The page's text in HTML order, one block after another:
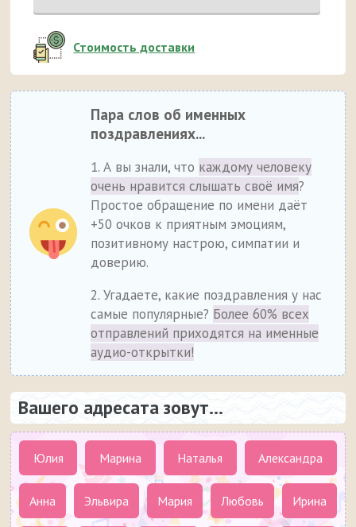
Стоимость доставки
Пара слов об именных
поздравлениях...
1. А вы знали, что каждому человеку
очень нравится слышать своё имя?
Простое обращение по имени даёт
+50 очков к приятным эмоциям,
позитивному настрою, симпатии и
доверию.
2. Угадаете, какие поздравления у нас
самые популярные? Более 60% всех
отправлений приходятся на именные
аудио-открытки!
Вашего адресата зовут...
Юлия Марина Наталья Александра
Анна Эльвира Мария Любовь Ирина